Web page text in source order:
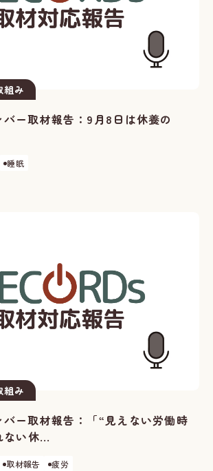
組み
バー取材報告：9月8日は休養の
睡眠
組み
バー取材報告：「“見えない労働時
い休...
取材報告 疲労